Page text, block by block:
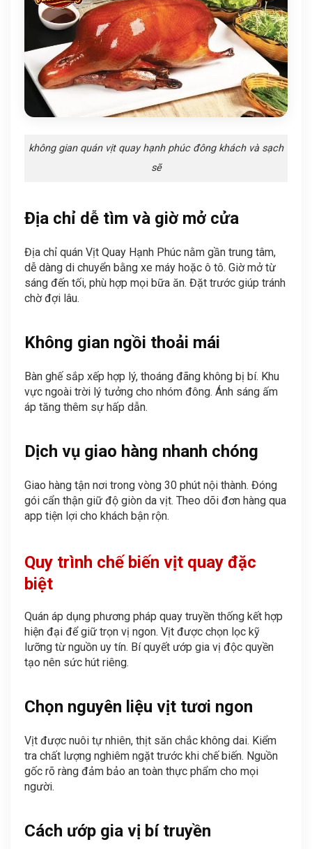
không gian quán vịt quay hạnh phúc đông khách và sạch
sẽ
Địa chỉ dễ tìm và giờ mở cửa
Địa chỉ quán Vịt Quay Hạnh Phúc nằm gần trung tâm,
dễ dàng di chuyển bằng xe máy hoặc ô tô. Giờ mở từ
sáng đến tối, phù hợp mọi bữa ăn. Đặt trước giúp tránh
chờ đợi lâu.
Không gian ngồi thoải mái
Bàn ghế sắp xếp hợp lý, thoáng đãng không bị bí. Khu
vực ngoài trời lý tưởng cho nhóm đông. Ánh sáng ấm
áp tăng thêm sự hấp dẫn.
Dịch vụ giao hàng nhanh chóng
Giao hàng tận nơi trong vòng 30 phút nội thành. Đóng
gói cẩn thận giữ độ giòn da vịt. Theo dõi đơn hàng qua
app tiện lợi cho khách bận rộn.
Quy trình chế biến vịt quay đặc
biệt
Quán áp dụng phương pháp quay truyền thống kết hợp
hiện đại để giữ trọn vị ngon. Vịt được chọn lọc kỹ
lưỡng từ nguồn uy tín. Bí quyết ướp gia vị độc quyền
tạo nên sức hút riêng.
Chọn nguyên liệu vịt tươi ngon
Vịt được nuôi tự nhiên, thịt săn chắc không dai. Kiểm
tra chất lượng nghiêm ngặt trước khi chế biến. Nguồn
gốc rõ ràng đảm bảo an toàn thực phẩm cho mọi
người.
Cách ướp gia vị bí truyền